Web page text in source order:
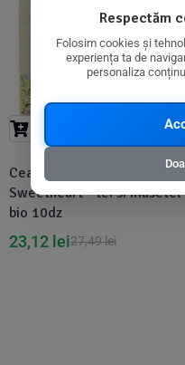
Ceai premium Hari Tea -
Sweetheart - tei si musetel
bio 10dz
27,49lei
23,12 lei
Respectăm
Folosim cookies și
experiența ta de
personaliza